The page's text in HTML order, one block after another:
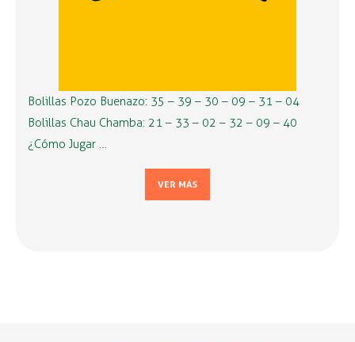
Bolillas Pozo Buenazo: 35 – 39 – 30 – 09 – 31 – 04
Bolillas Chau Chamba: 21 – 33 – 02 – 32 – 09 – 40
¿Cómo Jugar …
VER MÁS